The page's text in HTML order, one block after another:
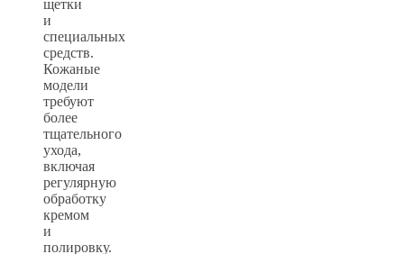
щетки
и
специальных
средств.
Кожаные
модели
требуют
более
тщательного
ухода,
включая
регулярную
обработку
кремом
и
полировку.